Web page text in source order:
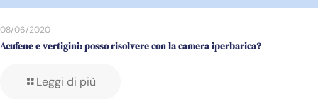
08/06/2020
Acufene e vertigini: posso risolvere con la camera iperbarica?
Leggi di più